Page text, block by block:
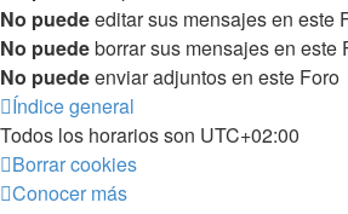
No puedeeditar sus mensajes en este
No puedeborrar sus mensajes en este
No puedeenviar adjuntos en este Foro
Índice general
Todos los horarios son UTC+02:00
Borrar cookies
Conocer más